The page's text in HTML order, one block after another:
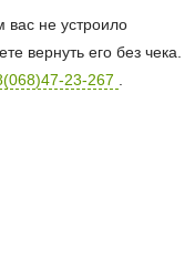
вас не устроило
вернуть его без чека.
23-267